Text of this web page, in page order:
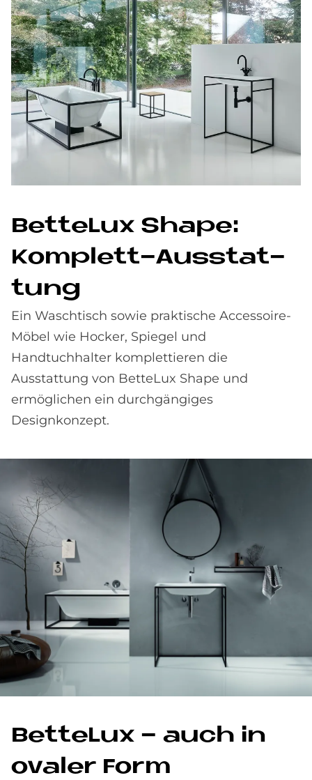
Bet­te­Lux Shape:
Kom­ple­tt-Aus­stat­
tung
Ein Waschtisch sowie praktische Accessoire-
Möbel wie Hocker, Spiegel und
Handtuchhalter komplettieren die
Ausstattung von BetteLux Shape und
ermöglichen ein durchgängiges
Designkonzept.
Bet­te­Lux - auch in
ova­ler Form